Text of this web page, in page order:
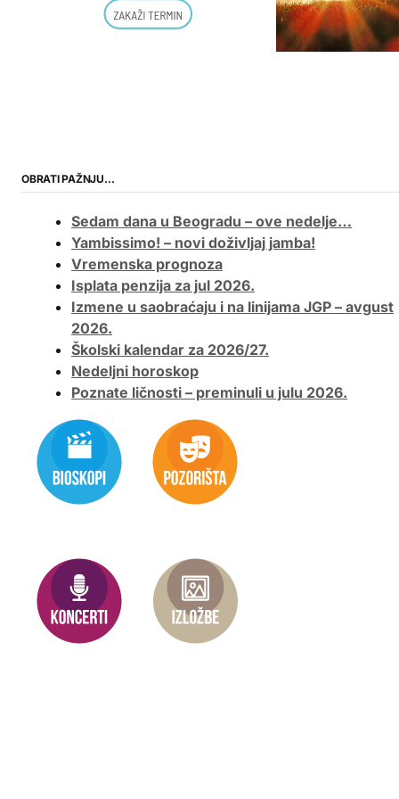
OBRATI PAŽNJU…
Sedam dana u Beogradu – ove nedelje…
Yambissimo! – novi doživljaj jamba!
Vremenska prognoza
Isplata penzija za jul 2026.
Izmene u saobraćaju i na linijama JGP – avgust
2026.
Školski kalendar za 2026/27.
Nedeljni horoskop
Poznate ličnosti – preminuli u julu 2026.